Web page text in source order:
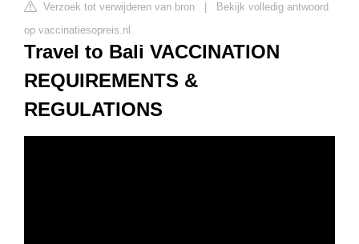
Verzoek tot verwijderen van bron
Bekijk volledig antwoord
op vaccinatiesopreis.nl
Travel to Bali VACCINATION
REQUIREMENTS &
REGULATIONS